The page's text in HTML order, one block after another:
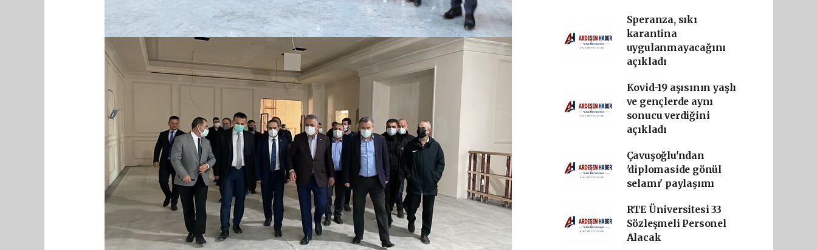
Speranza, sıkı
karantina
uygulanmayacağını
açıkladı
Kovid-19 aşısının yaşlı
ve gençlerde aynı
sonucu verdiğini
açıkladı
Çavuşoğlu'ndan
'diplomaside gönül
selamı' paylaşımı
RTE Üniversitesi 33
Sözleşmeli Personel
Alacak